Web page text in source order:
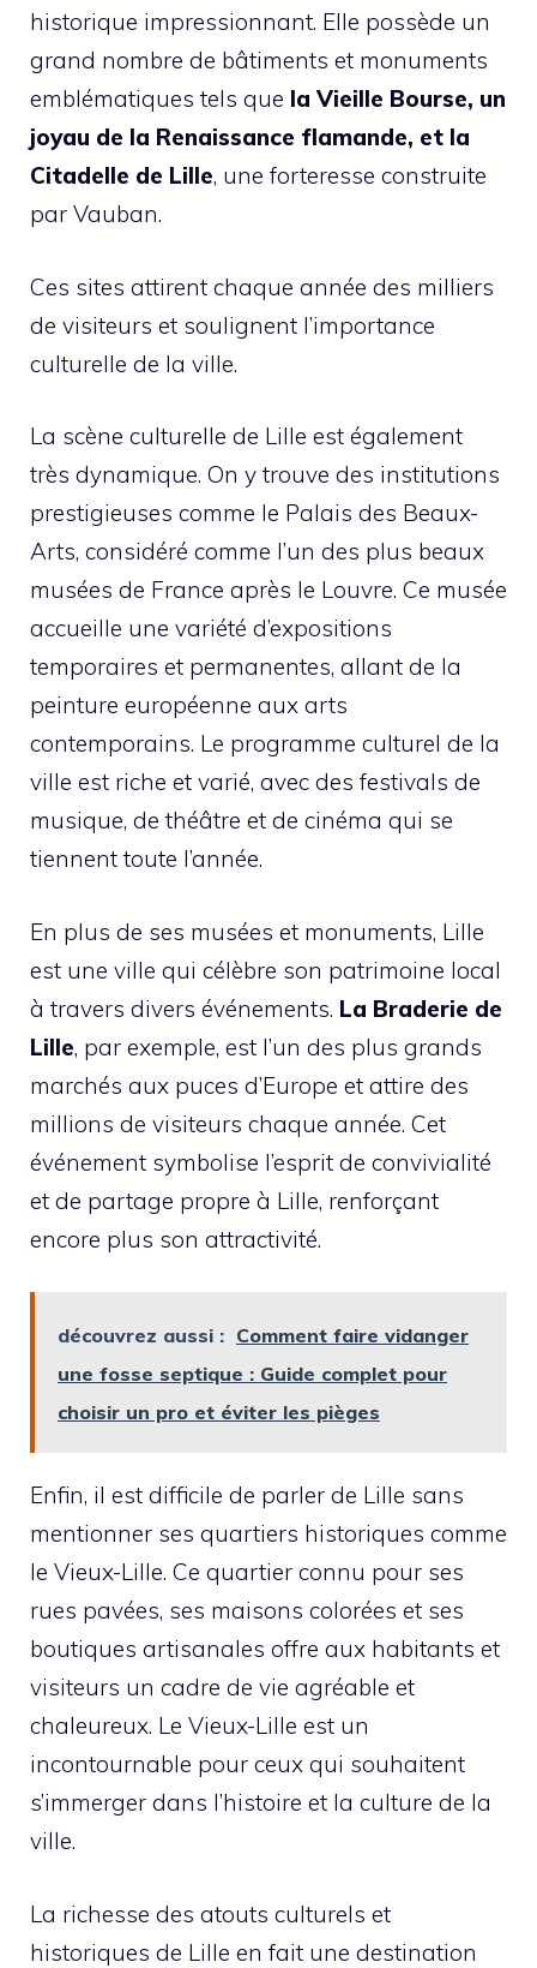
historique impressionnant. Elle possède un
grand nombre de bâtiments et monuments
emblématiques tels que la Vieille Bourse, un
joyau de la Renaissance flamande, et la
Citadelle de Lille, une forteresse construite
par Vauban.
Ces sites attirent chaque année des milliers
de visiteurs et soulignent l’importance
culturelle de la ville.
La scène culturelle de Lille est également
très dynamique. On y trouve des institutions
prestigieuses comme le Palais des Beaux-
Arts, considéré comme l’un des plus beaux
musées de France après le Louvre. Ce musée
accueille une variété d’expositions
temporaires et permanentes, allant de la
peinture européenne aux arts
contemporains. Le programme culturel de la
ville est riche et varié, avec des festivals de
musique, de théâtre et de cinéma qui se
tiennent toute l’année.
En plus de ses musées et monuments, Lille
est une ville qui célèbre son patrimoine local
à travers divers événements. La Braderie de
Lille, par exemple, est l’un des plus grands
marchés aux puces d’Europe et attire des
millions de visiteurs chaque année. Cet
événement symbolise l’esprit de convivialité
et de partage propre à Lille, renforçant
encore plus son attractivité.
découvrez aussi : Comment faire vidanger
une fosse septique : Guide complet pour
choisir un pro et éviter les pièges
Enfin, il est difficile de parler de Lille sans
mentionner ses quartiers historiques comme
le Vieux-Lille. Ce quartier connu pour ses
rues pavées, ses maisons colorées et ses
boutiques artisanales offre aux habitants et
visiteurs un cadre de vie agréable et
chaleureux. Le Vieux-Lille est un
incontournable pour ceux qui souhaitent
s’immerger dans l’histoire et la culture de la
ville.
La richesse des atouts culturels et
historiques de Lille en fait une destination